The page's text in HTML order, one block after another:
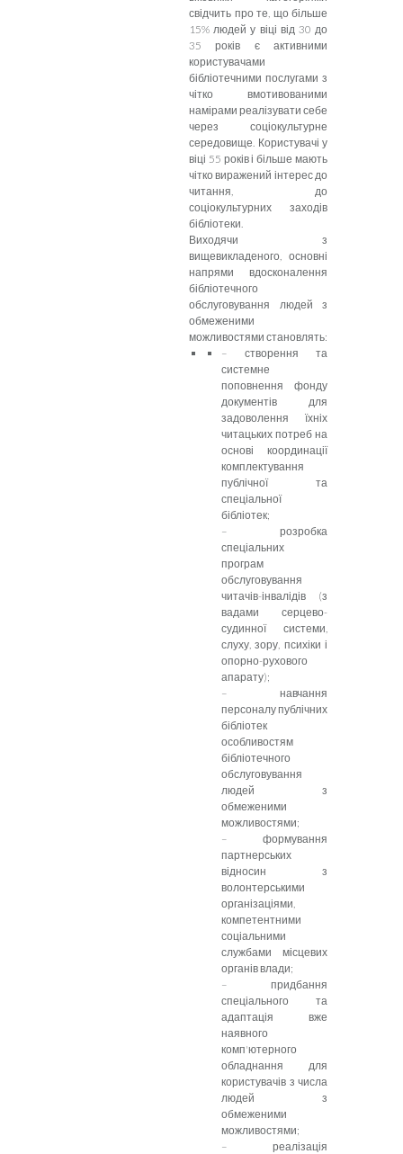
свідчить про те, що більше
15% людей у віці від 30 до
35 років є активними
користувачами
бібліотечними послугами з
чітко вмотивованими
намірами реалізувати себе
через соціокультурне
середовище. Користувачі у
віці 55 років і більше мають
чітко виражений інтерес до
читання, до
соціокультурних заходів
бібліотеки.
Виходячи з
вищевикладеного, основні
напрями вдосконалення
бібліотечного
обслуговування людей з
обмеженими
можливостями становлять:
– створення та
системне
поповнення фонду
документів для
задоволення їхніх
читацьких потреб на
основі координації
комплектування
публічної та
спеціальної
бібліотек;
– розробка
спеціальних
програм
обслуговування
читачів-інвалідів (з
вадами серцево-
судинної системи,
слуху, зору, психіки і
опорно-рухового
апарату);
– навчання
персоналу публічних
бібліотек
особливостям
бібліотечного
обслуговування
людей з
обмеженими
можливостями;
– формування
партнерських
відносин з
волонтерськими
організаціями,
компетентними
соціальними
службами місцевих
органів влади;
– придбання
спеціального та
адаптація вже
наявного
комп'ютерного
обладнання для
користувачів з числа
людей з
обмеженими
можливостями;
– реалізація